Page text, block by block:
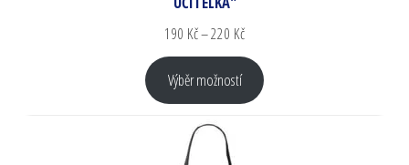
190 Kč–220 Kč
Výběr možností